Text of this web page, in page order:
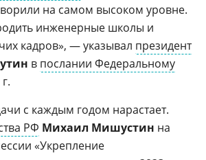
на самом высоком уровне.
инженерные школы и
кадров», — указывал президент
в послании Федеральному
с каждым годом нарастает.
РФ Михаил Мишустин на
«Укрепление